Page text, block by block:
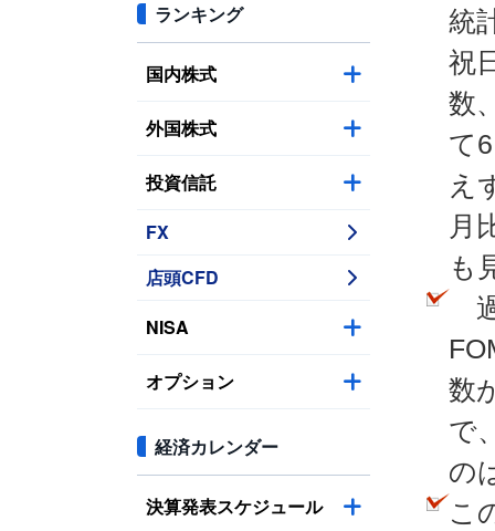
ランキング
国内株式
外国株式
投資信託
FX
店頭CFD
NISA
オプション
経済カレンダー
決算発表スケジュール
統
祝
数
て
え
月
も
数
で
の
こ